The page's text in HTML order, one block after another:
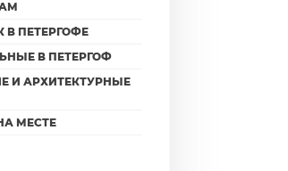
ПЕТЕРГОФЕ
В ПЕТЕРГОФ
И АРХИТЕКТУРНЫЕ
МЕСТЕ